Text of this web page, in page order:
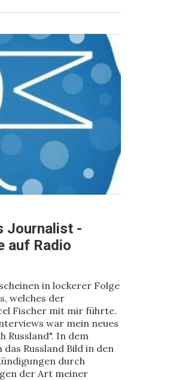
Journalist -
auf Radio
in lockerer Folge
welches der
Fischer mit mir führte.
war mein neues
Russland". In dem
Russland Bild in den
durch
der Art meiner